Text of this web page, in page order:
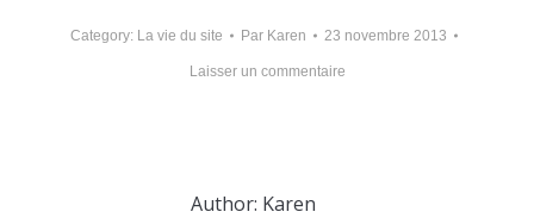
Category: La vie du site Par Karen 23 novembre 2013
Laisser un commentaire
Author: Karen